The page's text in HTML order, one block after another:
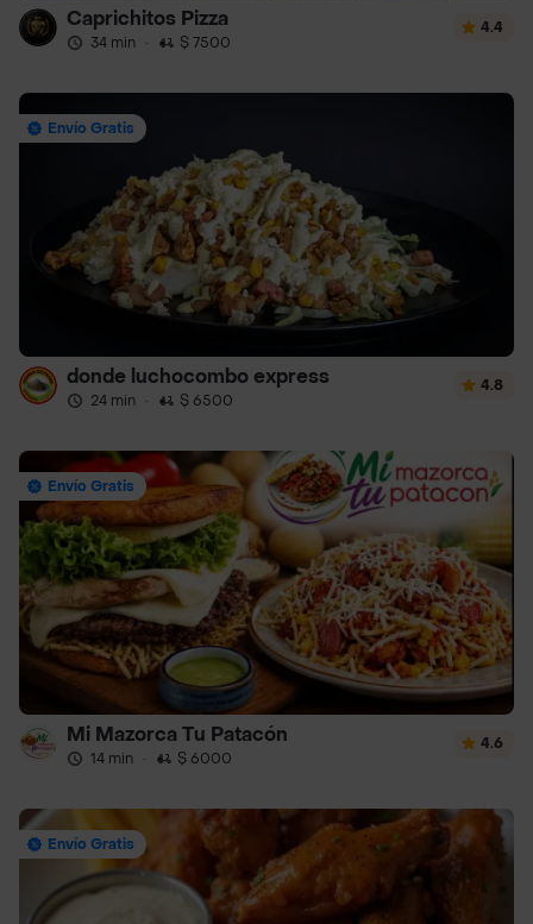
Caprichitos Pizza
34 min · $ 7500
4.4
Envío Gratis
donde luchocombo express
24 min · $ 6500
4.8
Envío Gratis
Mi Mazorca Tu Patacón
14 min · $ 6000
4.6
Envío Gratis